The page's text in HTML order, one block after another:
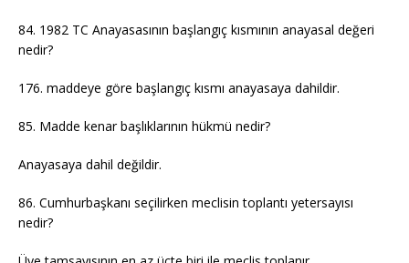
84. 1982 TC Anayasasının başlangıç kısmının anayasal değeri
nedir?
176. maddeye göre başlangıç kısmı anayasaya dahildir.
85. Madde kenar başlıklarının hükmü nedir?
Anayasaya dahil değildir.
86. Cumhurbaşkanı seçilirken meclisin toplantı yetersayısı
nedir?